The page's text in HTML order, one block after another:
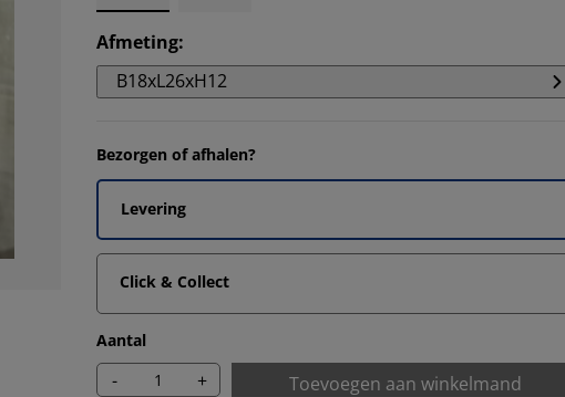
Afmeting:
B18xL26xH12
Bezorgen of afhalen?
Levering
Click & Collect
Aantal
- + Toevoegen aan winkelmand